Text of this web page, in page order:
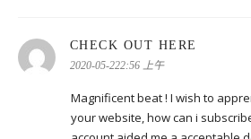
CHECK OUT HERE
2020-05-222:56 上午
Magnificent beat ! I wish to
your website, how can i